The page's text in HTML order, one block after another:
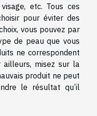
etc. Tous ces
pour éviter des
vous pouvez par
de peau que vous
ne correspondent
misez sur la
produit ne peut
le résultat qu’il